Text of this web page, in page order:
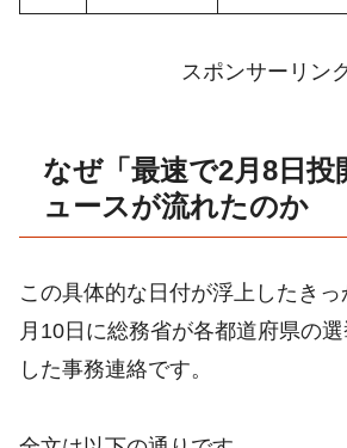
スポンサーリン
なぜ「最速で2月8日投
ュースが流れたのか
この具体的な日付が浮上したき
月10日に総務省が各都道府県の
した事務連絡です。